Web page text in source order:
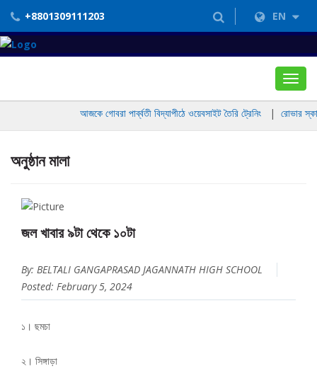
+8801309111203 EN
আজকে গোবরা পার্ব্বতী বিদ্যাপীঠে ওয়েবসাইট তৈরি ট্রেনিং| রোভার
অনুষ্ঠান মালা
জল খাবার ৯টা থেকে ১০টা
By: BELTALI GANGAPRASAD JAGANNATH HIGH SCHOOL
Posted: February 5, 2024
১। ছমচা
২। সিঙ্গাড়া